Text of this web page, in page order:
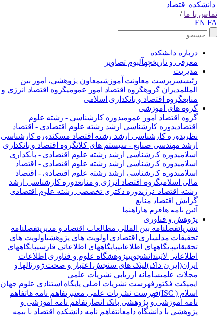
اقتصاد
با ما /
EN
درباره دانشکده
معرفی و تاریخچهآلبوم تصاویر
مدیریت
رئیسسرپرست معاونت آموزشیمعاون پژوهشی، امور بین
المللمدیران گروهگروه اقتصاد امور عمومیگروه اقتصاد انرژی و
منابعگروه اقتصاد و بانکداری اسلامی
گروه های آموزشی
گروه اقتصاد امور عمومیدوره کارشناسی - رشته علوم
اقتصادیدوره کارشناسی ارشد رشته علوم اقتصادی - اقتصاد
نظریدوره کارشناسی ارشد رشته اقتصاد مسکندوره کارشناسی
ارشد مهندسی صنایع - سیستم های کلانگروه اقتصاد و بانکداری
اسلامیدوره کارشناسی ارشد رشته علوم اقتصادی - بانکداری
اسلامیدوره کارشناسی ارشد رشته علوم اقتصادی - اقتصاد
اسلامیدوره کارشناسی ارشد رشته علوم اقتصادی - اقتصاد
مالی اسلامیگروه اقتصاد انرژی و منابعدوره کارشناسی ارشد
رشته اقتصاد انرژیدوره دکتری تخصصی رشته علوم اقتصادی
گرایش اقتصاد منابع
آئین نامه هافرم هاراهنما
پژوهش و فناوری
نشریاتفصلنامه بین المللی مطالعات اقتصاد و مدیریت فصلنامه
تحقیقات مدلسازی اقتصادیاولویت های پژوهشیاولویت های
تحقیقاتیپایگاههای اطلاعاتیپایگاههای اطلاعاتی فارسیپایگاههای
اطلاعاتی لاتیندانشجوییپژوهشگاه علوم و فناوری اطلاعات
ایران(ایران داک)لینک های سنجش اعتبار و صحت ژورنالها و
مجلات علمیسامانه ارزیابی نشریات علمی
ایمپکت فکتورفهرست نشریات اصلی پایگاه استنادی علوم جهان
اسلام ( ISC)
فهرست نشریات علمی معتبرتفاهم نامه هاتفاهم
نامه آموزشی و پژوهشی بانک انصارتفاهم نامه آموزشی و
پژوهشی با دانشگاه دامغانتفاهم نامه دانشکده اقتصاد با بیمه